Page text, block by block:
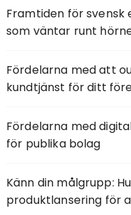
Framtiden för svensk
som väntar runt
Fördelarna med att
kundtjänst för ditt
Fördelarna med
för publika bolag
Känn din målgrupp:
produktlansering för